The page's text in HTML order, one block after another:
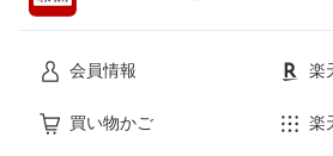
会員情報 楽
買い物かご 楽